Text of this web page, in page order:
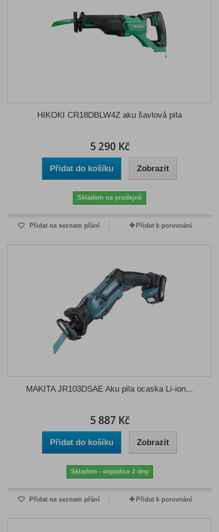
HIKOKI CR18DBLW4Z aku šavlová pila
5 290 Kč
Přidat do košíku Zobrazit
Skladem na prodejně
Přidat na seznam přání Přidat k porovnání
MAKITA JR103DSAE Aku pila ocaska Li-ion...
5 887 Kč
Přidat do košíku Zobrazit
Skladem - expedice 2 dny
Přidat na seznam přání Přidat k porovnání